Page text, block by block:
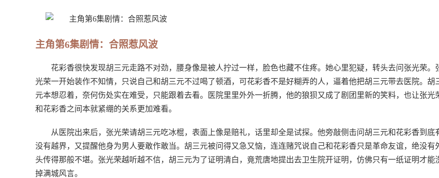
主角第6集剧情：合照惹风波
花彩香很快发现胡三元走路不对劲，腰身像是被人拧过一样，脸色也藏不住疼。她心里犯疑，转头去问张光荣。
光荣一开始装作不知情，只说自己和胡三元不过喝了顿酒，可花彩香不是好糊弄的人，逼着他把胡三元带去医院。胡
元本想忍着，奈何伤处实在难受，只能跟着去看。医院里里外外一折腾，他的狼狈又成了剧团里新的笑料，也让张光
和花彩香之间本就紧绷的关系更加难看。
从医院出来后，张光荣请胡三元吃冰棍，表面上像是赔礼，话里却全是试探。他旁敲侧击问胡三元和花彩香到底
没有越界，又提醒他身为男人要敢作敢当。胡三元被问得又急又恼，连连赌咒说自己和花彩香只是革命友谊，绝没有
头传得那般不堪。张光荣越听越不信，胡三元为了证明清白，竟荒唐地提出去卫生院开证明，仿佛只有一纸证明才能
掉满城风言。